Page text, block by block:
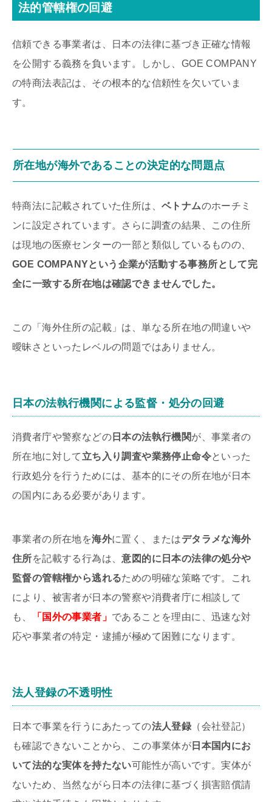
法的管轄権の回避
信頼できる事業者は、日本の法律に基づき正確な情報
を公開する義務を負います。しかし、GOE COMPANY
の特商法表記は、その根本的な信頼性を欠いていま
す。
所在地が海外であることの決定的な問題点
特商法に記載されていた住所は、 ベトナムのホーチミ
ンに設定されています。さらに調査の結果、この住所
は現地の医療センターの一部と類似しているものの、
GOE COMPANYという企業が活動する事務所として完
全に一致する所在地は確認できませんでした。
この「海外住所の記載」は、単なる所在地の間違いや
曖昧さといったレベルの問題ではありません。
日本の法執行機関による監督・処分の回避
消費者庁や警察などの 日本の法執行機関が、事業者の
所在地に対して 立ち入り調査や業務停止命令といった
行政処分を行うためには、基本的にその所在地が日本
の国内にある必要があります。
事業者の所在地を海外に置く、またはデタラメな海外
住所を記載する行為は、意図的に日本の法律の処分や
監督の管轄権から逃れるための明確な策略です。これ
により、被害者が日本の警察や消費者庁に相談して
も、
「国外の事業者」 であることを理由に、迅速な対
応や事業者の特定・逮捕が極めて困難になります。
法人登録の不透明性
日本で事業を行うにあたっての法人登録 （会社登記）
も確認できないことから、この事業体が 日本国内にお
いて法的な実体を持たない可能性が高いです。実体が
ないため、当然ながら日本の法律に基づく損害賠償請